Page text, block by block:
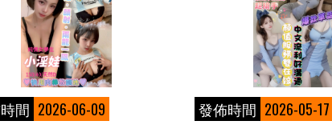
間 2026-06-09 發佈時間 2026-05-17